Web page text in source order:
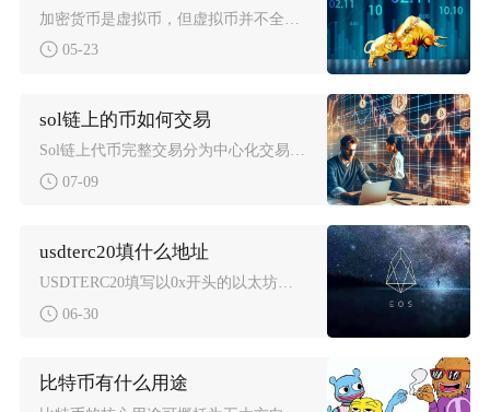
05-23
sol链上的币如何交易
Sol链上代币完整交易分为中心化交易所场内交易、去中心化DEX链上兑换两种主流路径，新手优
07-09
usdterc20填什么地址
06-30
比特币有什么用途